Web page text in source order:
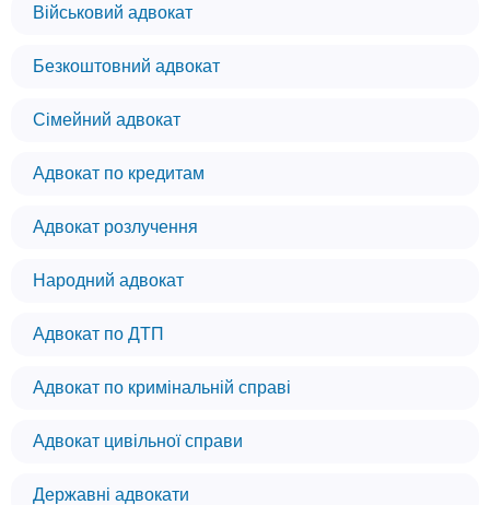
Військовий адвокат
Безкоштовний адвокат
Сімейний адвокат
Адвокат по кредитам
Адвокат розлучення
Народний адвокат
Адвокат по ДТП
Адвокат по кримінальній справі
Адвокат цивільної справи
Державні адвокати